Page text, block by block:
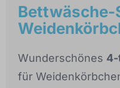
Bettwäsche-
Wunderschönes 4-
für